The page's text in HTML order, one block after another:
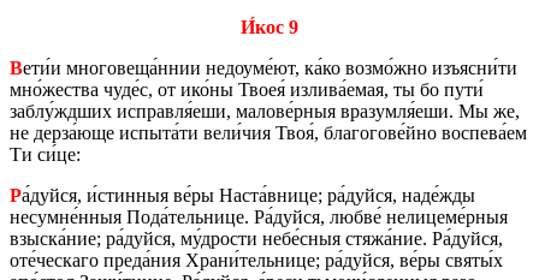
И́кос 9
Вети́и мно­го­ве­ща́ннии недо­уме́ют, ка́ко возмо́жно изъ­яс­ни́ти
мно́же­ства чуде́с, от ико́ны Твоея́ из­ли­ва́емая, ты бо пути́
заблу́ждших ис­прав­ля́еши, ма­ло­ве́рныя вра­зум­ля́еши. Мы же,
не дерза́юще ис­пы­та́ти вели́чия Твоя́, бла­го­го­ве́йно вос­пе­ва́ем
Ти си́це:
Ра́дуйся, и́стин­ныя ве́ры Наста́внице; ра́дуйся, наде́жды
несумне́нныя Пода́тель­ни­це. Ра́дуйся, любве́ нели­це­ме́рныя
взыс­ка́ние; ра́дуйся, му́дро­сти небе́сныя стяжа́ние. Ра́дуйся,
оте́чес­ка­го преда́ния Храни́тель­ни­це; ра́дуйся, ве́ры святы́х